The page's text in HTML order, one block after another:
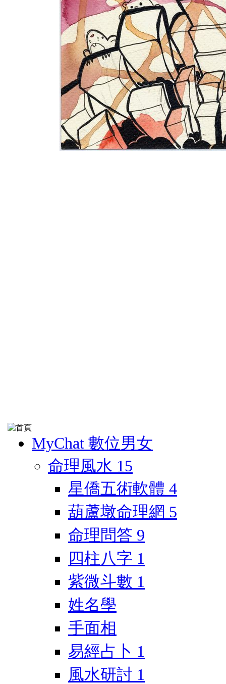
MyChat 數位男女
命理風水 15
星僑五術軟體 4
葫蘆墩命理網 5
命理問答 9
四柱八字 1
紫微斗數 1
姓名學
手面相
易經占卜 1
風水研討 1